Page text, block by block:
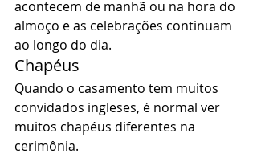
acontecem de manhã ou na hora do
almoço e as celebrações continuam
ao longo do dia.
Chapéus
Quando o casamento tem muitos
convidados ingleses, é normal ver
muitos chapéus diferentes na
cerimônia.